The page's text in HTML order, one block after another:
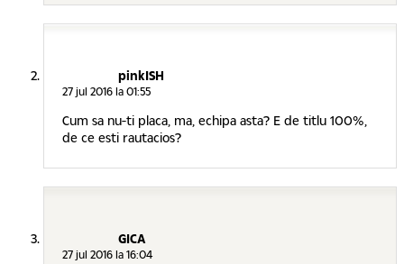
pinkISH
27 jul 2016 la 01:55
Cum sa nu-ti placa, ma, echipa asta? E de titlu 100%,
de ce esti rautacios?
GICA
27 jul 2016 la 16:04